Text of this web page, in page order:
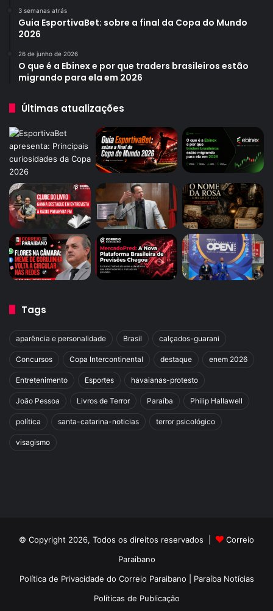
3 semanas atrás
Guia EsportivaBet: sobre a final da Copa do Mundo
2026
26 de junho de 2026
O que é a Ebinex e por que traders brasileiros estão
migrando para ela em 2026
Últimas atualizações
Tags
aparência e personalidade Brasil calçados-guarani
Concursos Copa Intercontinental destaque enem 2026
Entretenimento Esportes havaianas-protesto
João Pessoa Livros de Terror Paraíba Philip Hallawell
política santa-catarina-noticias terror psicológico
visagismo
© Copyright 2026, Todos os direitos reservados |
Correio
Paraibano
Política de Privacidade do Correio Paraibano | Paraíba Notícias
Políticas de Publicação